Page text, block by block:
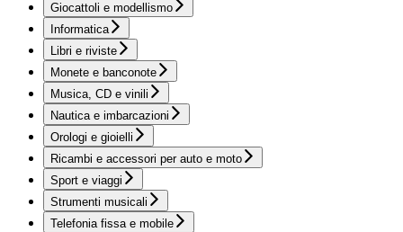
Giocattoli e modellismo
Informatica
Libri e riviste
Monete e banconote
Musica, CD e vinili
Nautica e imbarcazioni
Orologi e gioielli
Ricambi e accessori per auto e moto
Sport e viaggi
Strumenti musicali
Telefonia fissa e mobile